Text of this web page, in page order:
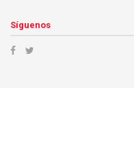
Síguenos